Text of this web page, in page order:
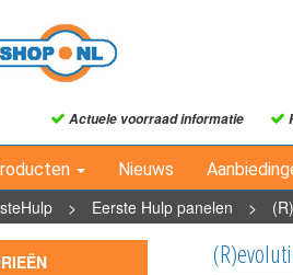
Actuele voorraad informatie
Nieuws
> Eerste Hulp panelen >